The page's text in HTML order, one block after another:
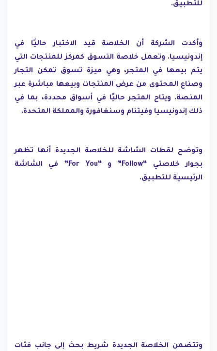
للتطبيق.
وأكدت الشركة أن الخلاصة قيد الاختبار حاليًا في
إندونيسيا. وتعمل خلاصة التسوق كمركز للمنتجات التي
يتم بيعها في المتجر، وهي ميزة تسوق تمكن التجار
وصناع المحتوى من عرض المنتجات وبيعها مباشرة عبر
المنصة. ويتاح المتجر حاليًا في أسواق محددة، بما في
ذلك إندونيسيا وفيتنام وسنغافورة والمملكة المتحدة.
وتوضح لقطات الشاشة للخلاصة الجديدة أنها تظهر
بجوار خلاصتي “Follow” و “For You” في الشاشة
الرئيسية للتطبيق.
وتتضمن الخلاصة الجديدة شريط بحث إلى جانب فئات